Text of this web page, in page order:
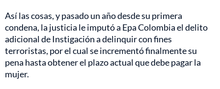
Así las cosas, y pasado un año desde su primera
condena, la justicia le imputó a Epa Colombia el delito
adicional de Instigación a delinquir con fines
terroristas, por el cual se incrementó finalmente su
pena hasta obtener el plazo actual que debe pagar la
mujer.